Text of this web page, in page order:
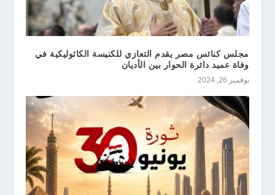
مجلس كنائس مصر يقدم التعازي للكنيسة الكاثوليكية في
وفاة عميد دائرة الحوار بين الأديان
نوفمبر 26, 2024